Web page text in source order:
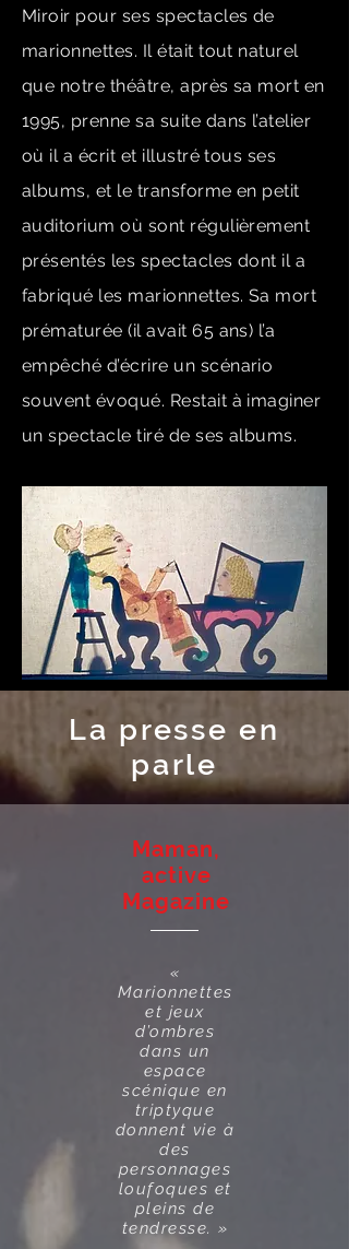
Miroir pour ses spectacles de
marionnettes. Il était tout naturel
que notre théâtre, après sa mort en
1995, prenne sa suite dans l’atelier
où il a écrit et illustré tous ses
albums, et le transforme en petit
auditorium où sont régulièrement
présentés les spectacles dont il a
fabriqué les marionnettes. Sa mort
prématurée (il avait 65 ans) l’a
empêché d’écrire un scénario
souvent évoqué. Restait à imaginer
un spectacle tiré de ses albums.
La presse en
parle
Maman,
active
Magazine
«
Marionnettes
et jeux
d’ombres
dans un
espace
scénique en
triptyque
donnent vie à
des
personnages
loufoques et
pleins de
tendresse. »